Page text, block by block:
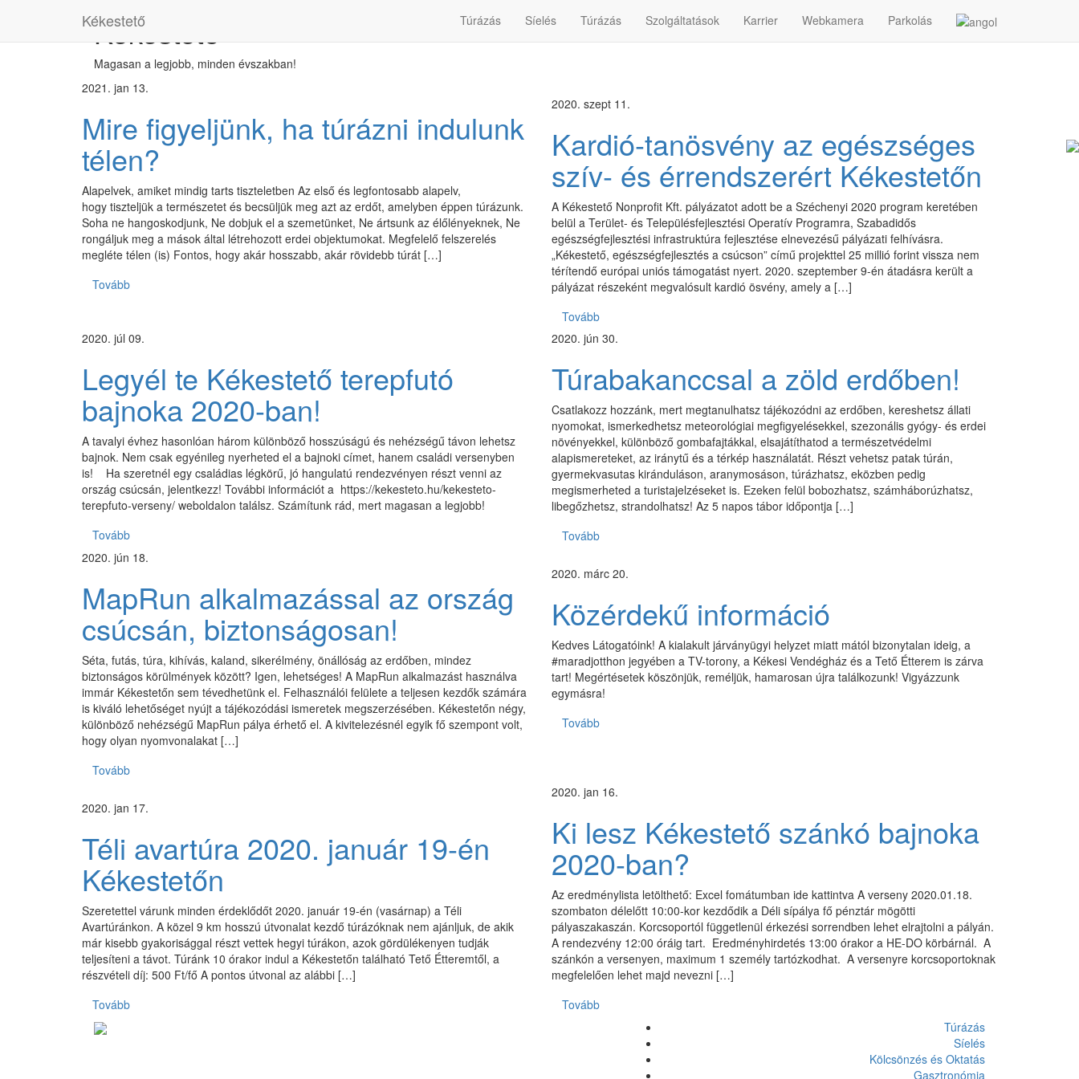
Kékestető Túrázás Síelés Túrázás Szolgáltatások Karrier Webkamera Parkolás
Kékestető
Magasan a legjobb, minden évszakban!
2021. jan 13.
Mire figyeljünk, ha túrázni indulunk
télen?
Alapelvek, amiket mindig tarts tiszteletben Az első és legfontosabb alapelv,
hogy tiszteljük a természetet és becsüljük meg azt az erdőt, amelyben éppen túrázunk.
Soha ne hangoskodjunk, Ne dobjuk el a szemetünket, Ne ártsunk az élőlényeknek, Ne
rongáljuk meg a mások által létrehozott erdei objektumokat. Megfelelő felszerelés
megléte télen (is) Fontos, hogy akár hosszabb, akár rövidebb túrát […]
Tovább
2020. szept 11.
Kardió-tanösvény az egészséges
szív- és érrendszerért Kékestetőn
A Kékestető Nonprofit Kft. pályázatot adott be a Széchenyi 2020 program keretében
belül a Terület- és Településfejlesztési Operatív Programra, Szabadidős
egészségfejlesztési infrastruktúra fejlesztése elnevezésű pályázati felhívásra.
„Kékestető, egészségfejlesztés a csúcson” című projekttel 25 millió forint vissza nem
térítendő európai uniós támogatást nyert. 2020. szeptember 9-én átadásra került a
pályázat részeként megvalósult kardió ösvény, amely a […]
Tovább
2020. júl 09.
Legyél te Kékestető terepfutó
bajnoka 2020-ban!
A tavalyi évhez hasonlóan három különböző hosszúságú és nehézségű távon lehetsz
bajnok. Nem csak egyénileg nyerheted el a bajnoki címet, hanem családi versenyben
is! Ha szeretnél egy családias légkörű, jó hangulatú rendezvényen részt venni az
ország csúcsán, jelentkezz! További információt a https://kekesteto.hu/kekesteto-
terepfuto-verseny/ weboldalon találsz. Számítunk rád, mert magasan a legjobb!
Tovább
2020. jún 30.
Túrabakanccsal a zöld erdőben!
Csatlakozz hozzánk, mert megtanulhatsz tájékozódni az erdőben, kereshetsz állati
nyomokat, ismerkedhetsz meteorológiai megfigyelésekkel, szezonális gyógy- és erdei
növényekkel, különböző gombafajtákkal, elsajátíthatod a természetvédelmi
alapismereteket, az iránytű és a térkép használatát. Részt vehetsz patak túrán,
gyermekvasutas kiránduláson, aranymosáson, túrázhatsz, eközben pedig
megismerheted a turistajelzéseket is. Ezeken felül bobozhatsz, számháborúzhatsz,
libegőzhetsz, strandolhatsz! Az 5 napos tábor időpontja […]
Tovább
2020. jún 18.
MapRun alkalmazással az ország
csúcsán, biztonságosan!
Séta, futás, túra, kihívás, kaland, sikerélmény, önállóság az erdőben, mindez
biztonságos körülmények között? Igen, lehetséges! A MapRun alkalmazást használva
immár Kékestetőn sem tévedhetünk el. Felhasználói felülete a teljesen kezdők számára
is kiváló lehetőséget nyújt a tájékozódási ismeretek megszerzésében. Kékestetőn négy,
különböző nehézségű MapRun pálya érhető el. A kivitelezésnél egyik fő szempont volt,
hogy olyan nyomvonalakat […]
Tovább
2020. márc 20.
Közérdekű információ
Kedves Látogatóink! A kialakult járványügyi helyzet miatt mától bizonytalan ideig, a
#maradjotthon jegyében a TV-torony, a Kékesi Vendégház és a Tető Étterem is zárva
tart! Megértésetek köszönjük, reméljük, hamarosan újra találkozunk! Vigyázzunk
egymásra!
Tovább
2020. jan 17.
Téli avartúra 2020. január 19-én
Kékestetőn
Szeretettel várunk minden érdeklődőt 2020. január 19-én (vasárnap) a Téli
Avartúránkon. A közel 9 km hosszú útvonalat kezdő túrázóknak nem ajánljuk, de akik
már kisebb gyakorisággal részt vettek hegyi túrákon, azok gördülékenyen tudják
teljesíteni a távot. Túránk 10 órakor indul a Kékestetőn található Tető Étteremtől, a
részvételi díj: 500 Ft/fő A pontos útvonal az alábbi […]
Tovább
2020. jan 16.
Ki lesz Kékestető szánkó bajnoka
2020-ban?
Az eredménylista letölthető: Excel fomátumban ide kattintva A verseny 2020.01.18.
szombaton délelőtt 10:00-kor kezdődik a Déli sípálya fő pénztár mögötti
pályaszakaszán. Korcsoportól függetlenül érkezési sorrendben lehet elrajtolni a pályán.
A rendezvény 12:00 óráig tart. Eredményhirdetés 13:00 órakor a HE-DO körbárnál. A
szánkón a versenyen, maximum 1 személy tartózkodhat. A versenyre korcsoportoknak
megfelelően lehet majd nevezni […]
Tovább
Túrázás
Síelés
Kölcsönzés és Oktatás
Gasztronómia